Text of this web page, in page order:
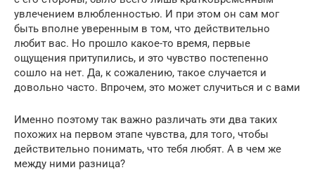
увлечением влюбленностью. И при этом он сам мог
быть вполне уверенным в том, что действительно
любит вас. Но прошло какое-то время, первые
ощущения притупились, и это чувство постепенно
сошло на нет. Да, к сожалению, такое случается и
довольно часто. Впрочем, это может случиться и с вами
Именно поэтому так важно различать эти два таких
похожих на первом этапе чувства, для того, чтобы
действительно понимать, что тебя любят. А в чем же
между ними разница?